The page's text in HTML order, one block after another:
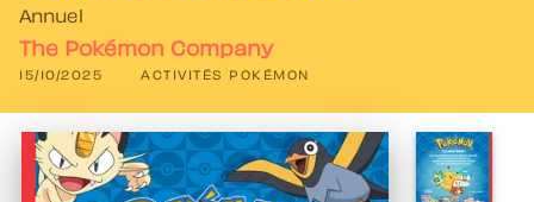
Annuel
The Pokémon Company
15/10/2025 ACTIVITÉS POKÉMON